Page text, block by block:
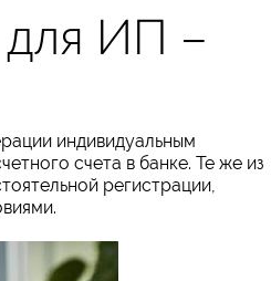
для ИП –
индивидуальным
счета в банке. Те же из
регистрации,